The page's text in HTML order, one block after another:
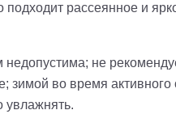
подходит рассеянное и
не
во время
увлажнять.